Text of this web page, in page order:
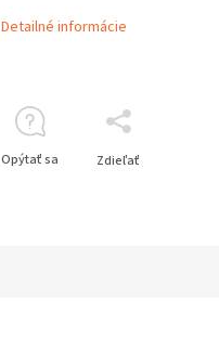
Detailné informácie
Opýtať sa Zdieľať